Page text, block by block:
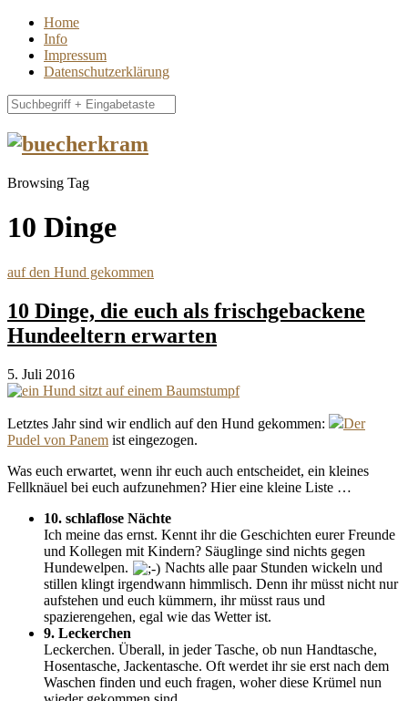
Home
Info
Impressum
Datenschutzerklärung
Browsing Tag
10 Dinge
auf den Hund gekommen
10 Dinge, die euch als frischgebackene
Hundeeltern erwarten
5. Juli 2016
Letztes Jahr sind wir endlich auf den Hund gekommen:
Der
Pudel von Panem ist eingezogen.
Was euch erwartet, wenn ihr euch auch entscheidet, ein kleines
Fellknäuel bei euch aufzunehmen? Hier eine kleine Liste …
10. schlaflose Nächte
Ich meine das ernst. Kennt ihr die Geschichten eurer Freunde
und Kollegen mit Kindern? Säuglinge sind nichts gegen
Hundewelpen.
Nachts alle paar Stunden wickeln und
stillen klingt irgendwann himmlisch. Denn ihr müsst nicht nur
aufstehen und euch kümmern, ihr müsst raus und
spazierengehen, egal wie das Wetter ist.
9. Leckerchen
Leckerchen. Überall, in jeder Tasche, ob nun Handtasche,
Hosentasche, Jackentasche. Oft werdet ihr sie erst nach dem
Waschen finden und euch fragen, woher diese Krümel nun